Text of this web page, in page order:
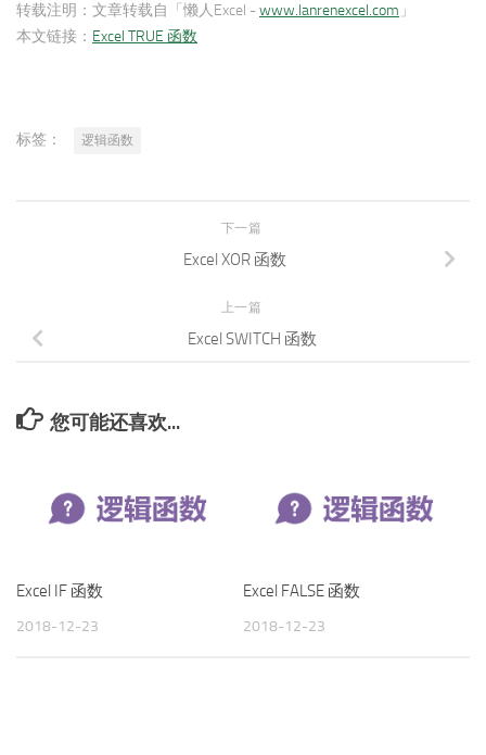
转载注明： 文章转载自「懒人Excel -www.lanrenexcel.com 」
本文链接： Excel TRUE 函数
标签： 逻辑函数
下一篇
Excel XOR 函数
上一篇
Excel SWITCH 函数
您可能还喜欢...
Excel IF 函数
2018-12-23
Excel FALSE 函数
2018-12-23